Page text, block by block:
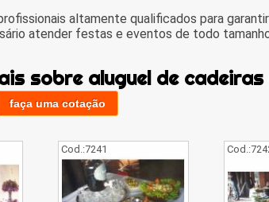
altamente qualificados para
atender festas e eventos de todo
sobre aluguel de
faça uma cotação
Cod.:7241 Cod.: